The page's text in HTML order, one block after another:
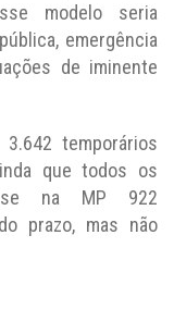
modelo seria
emergência
de iminente
temporários
que todos os
na MP 922
prazo, mas não